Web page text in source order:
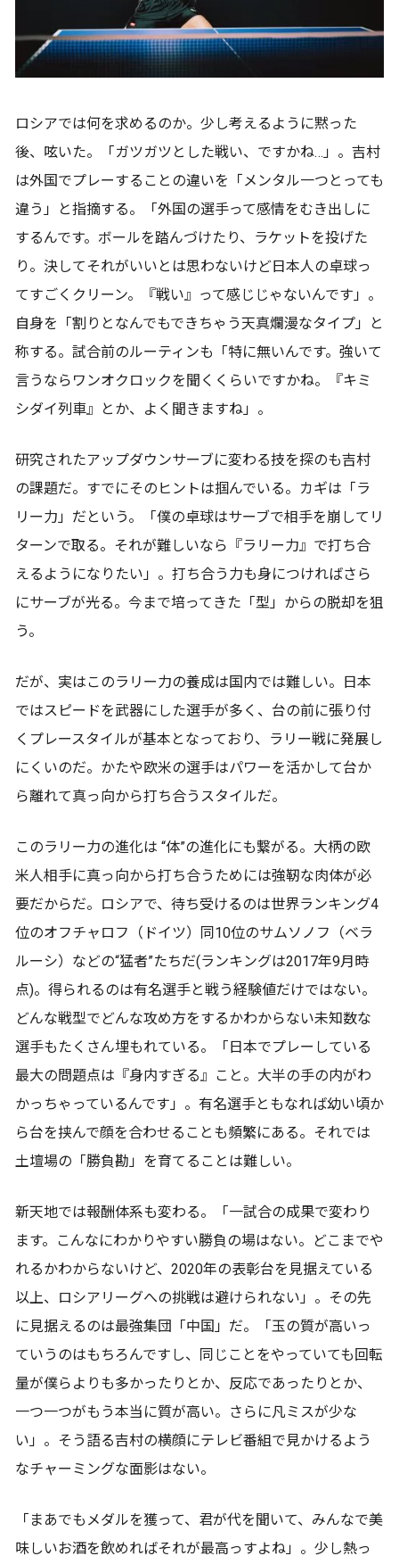
ロシアでは何を求めるのか。少し考えるように黙った
後、呟いた。「ガツガツとした戦い、ですかね…」。吉村
は外国でプレーすることの違いを「メンタル一つとっても
違う」と指摘する。「外国の選手って感情をむき出しに
するんです。ボールを踏んづけたり、ラケットを投げた
り。決してそれがいいとは思わないけど日本人の卓球っ
てすごくクリーン。『戦い』って感じじゃないんです」。
自身を「割りとなんでもできちゃう天真爛漫なタイプ」と
称する。試合前のルーティンも「特に無いんです。強いて
言うならワンオクロックを聞くくらいですかね。『キミ
シダイ列車』とか、よく聞きますね」。
研究されたアップダウンサーブに変わる技を探のも吉村
の課題だ。すでにそのヒントは掴んでいる。カギは「ラ
リー力」だという。「僕の卓球はサーブで相手を崩してリ
ターンで取る。それが難しいなら『ラリー力』で打ち合
えるようになりたい」。打ち合う力も身につければさら
にサーブが光る。今まで培ってきた「型」からの脱却を狙
う。
だが、実はこのラリー力の養成は国内では難しい。日本
ではスピードを武器にした選手が多く、台の前に張り付
くプレースタイルが基本となっており、ラリー戦に発展し
にくいのだ。かたや欧米の選手はパワーを活かして台か
ら離れて真っ向から打ち合うスタイルだ。
このラリー力の進化は “体”の進化にも繋がる。大柄の欧
米人相手に真っ向から打ち合うためには強靭な肉体が必
要だからだ。ロシアで、待ち受けるのは世界ランキング4
位のオフチャロフ（ドイツ）同10位のサムソノフ（ベラ
ルーシ）などの“猛者”たちだ(ランキングは2017年9月時
点)。得られるのは有名選手と戦う経験値だけではない。
どんな戦型でどんな攻め方をするかわからない未知数な
選手もたくさん埋もれている。「日本でプレーしている
最大の問題点は『身内すぎる』こと。大半の手の内がわ
かっちゃっているんです」。有名選手ともなれば幼い頃か
ら台を挟んで顔を合わせることも頻繁にある。それでは
土壇場の「勝負勘」を育てることは難しい。
新天地では報酬体系も変わる。「一試合の成果で変わり
ます。こんなにわかりやすい勝負の場はない。どこまでや
れるかわからないけど、2020年の表彰台を見据えている
以上、ロシアリーグへの挑戦は避けられない」。その先
に見据えるのは最強集団「中国」だ。「玉の質が高いっ
ていうのはもちろんですし、同じことをやっていても回転
量が僕らよりも多かったりとか、反応であったりとか、
一つ一つがもう本当に質が高い。さらに凡ミスが少な
い」。そう語る吉村の横顔にテレビ番組で見かけるよう
なチャーミングな面影はない。
「まあでもメダルを獲って、君が代を聞いて、みんなで美
味しいお酒を飲めればそれが最高っすよね」。少し熱っ